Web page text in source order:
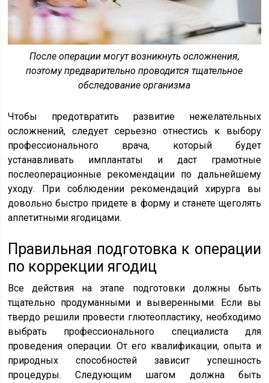
После операции могут возникнуть осложнения,
поэтому предварительно проводится тщательное
обследование организма
Чтобы предотвратить развитие нежелательных
осложнений, следует серьезно отнестись к выбору
профессионального врача, который будет
устанавливать имплантаты и даст грамотные
послеоперационные рекомендации по дальнейшему
уходу. При соблюдении рекомендаций хирурга вы
довольно быстро придете в форму и станете щеголять
аппетитными ягодицами.
Правильная подготовка к операции
по коррекции ягодиц
Все действия на этапе подготовки должны быть
тщательно продуманными и выверенными. Если вы
твердо решили провести глютеопластику, необходимо
выбрать профессионального специалиста для
проведения операции. От его квалификации, опыта и
природных способностей зависит успешность
процедуры. Следующим шагом должна быть